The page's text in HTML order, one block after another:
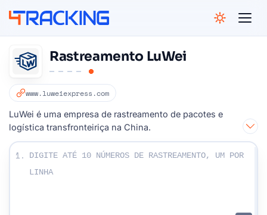
Rastreamento LuWei
www.luweiexpress.com
LuWei é uma empresa de rastreamento de pacotes e
logística transfronteiriça na China.
Digite seus números de rastreamento:
1.